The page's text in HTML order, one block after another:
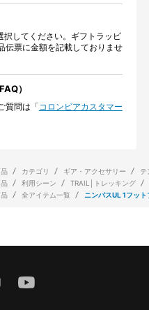
択してください。ギフトラッピ
伝票に金額を記載しておりませ
）
質問は「 コロンビアカスタマー
カテゴリ ギア・アクセサリー
テ
利用シーン
TRAIL│トレッキング
全アイテム一覧 ニンバスUL 1フッ
instagram